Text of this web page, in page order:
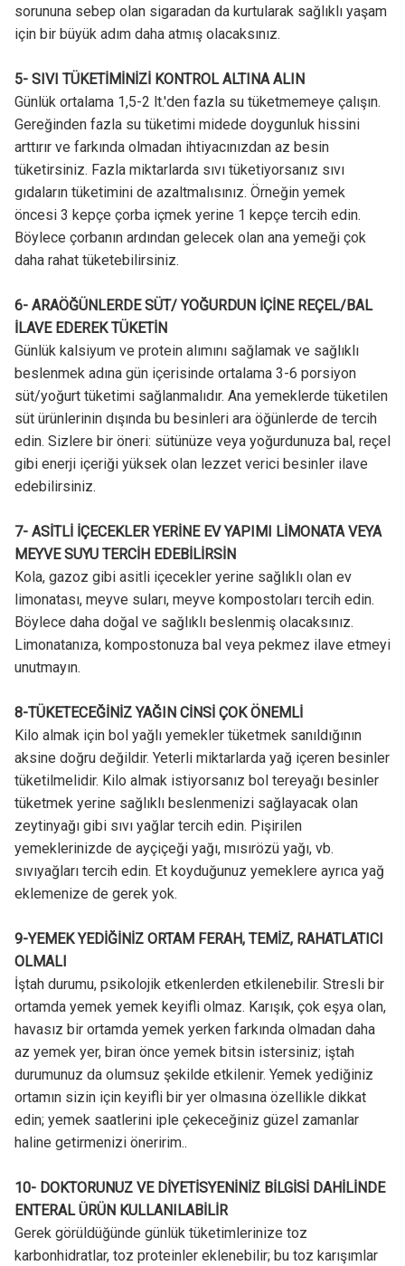
sorununa sebep olan sigaradan da kurtularak sağlıklı yaşam
için bir büyük adım daha atmış olacaksınız.
5- SIVI TÜKETİMİNİZİ KONTROL ALTINA ALIN
Günlük ortalama 1,5-2 lt.'den fazla su tüketmemeye çalışın.
Gereğinden fazla su tüketimi midede doygunluk hissini
arttırır ve farkında olmadan ihtiyacınızdan az besin
tüketirsiniz. Fazla miktarlarda sıvı tüketiyorsanız sıvı
gıdaların tüketimini de azaltmalısınız. Örneğin yemek
öncesi 3 kepçe çorba içmek yerine 1 kepçe tercih edin.
Böylece çorbanın ardından gelecek olan ana yemeği çok
daha rahat tüketebilirsiniz.
6- ARAÖĞÜNLERDE SÜT/ YOĞURDUN İÇİNE REÇEL/BAL
İLAVE EDEREK TÜKETİN
Günlük kalsiyum ve protein alımını sağlamak ve sağlıklı
beslenmek adına gün içerisinde ortalama 3-6 porsiyon
süt/yoğurt tüketimi sağlanmalıdır. Ana yemeklerde tüketilen
süt ürünlerinin dışında bu besinleri ara öğünlerde de tercih
edin. Sizlere bir öneri: sütünüze veya yoğurdunuza bal, reçel
gibi enerji içeriği yüksek olan lezzet verici besinler ilave
edebilirsiniz.
7- ASİTLİ İÇECEKLER YERİNE EV YAPIMI LİMONATA VEYA
MEYVE SUYU TERCİH EDEBİLİRSİN
Kola, gazoz gibi asitli içecekler yerine sağlıklı olan ev
limonatası, meyve suları, meyve kompostoları tercih edin.
Böylece daha doğal ve sağlıklı beslenmiş olacaksınız.
Limonatanıza, kompostonuza bal veya pekmez ilave etmeyi
unutmayın.
8-TÜKETECEĞİNİZ YAĞIN CİNSİ ÇOK ÖNEMLİ
Kilo almak için bol yağlı yemekler tüketmek sanıldığının
aksine doğru değildir. Yeterli miktarlarda yağ içeren besinler
tüketilmelidir. Kilo almak istiyorsanız bol tereyağı besinler
tüketmek yerine sağlıklı beslenmenizi sağlayacak olan
zeytinyağı gibi sıvı yağlar tercih edin. Pişirilen
yemeklerinizde de ayçiçeği yağı, mısırözü yağı, vb.
sıvıyağları tercih edin. Et koyduğunuz yemeklere ayrıca yağ
eklemenize de gerek yok.
9-YEMEK YEDİĞİNİZ ORTAM FERAH, TEMİZ, RAHATLATICI
OLMALI
İştah durumu, psikolojik etkenlerden etkilenebilir. Stresli bir
ortamda yemek yemek keyifli olmaz. Karışık, çok eşya olan,
havasız bir ortamda yemek yerken farkında olmadan daha
az yemek yer, biran önce yemek bitsin istersiniz; iştah
durumunuz da olumsuz şekilde etkilenir. Yemek yediğiniz
ortamın sizin için keyifli bir yer olmasına özellikle dikkat
edin; yemek saatlerini iple çekeceğiniz güzel zamanlar
haline getirmenizi öneririm..
10- DOKTORUNUZ VE DİYETİSYENİNİZ BİLGİSİ DAHİLİNDE
ENTERAL ÜRÜN KULLANILABİLİR
Gerek görüldüğünde günlük tüketimlerinize toz
karbonhidratlar, toz proteinler eklenebilir; bu toz karışımlar